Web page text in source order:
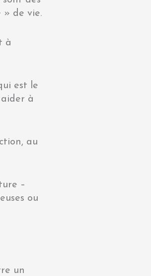
» de vie.
à
est le
à
au
–
ou
un